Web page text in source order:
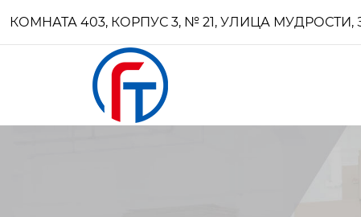
КОМНАТА 403, КОРПУС 3, № 21, УЛИЦА